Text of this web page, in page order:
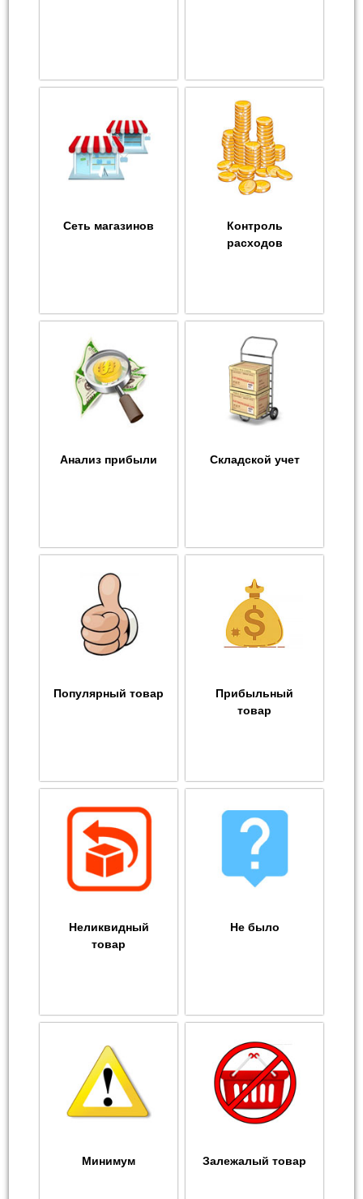
Сеть магазинов
Контроль
расходов
Анализ прибыли Складской учет
Популярный товар
Прибыльный
товар
Неликвидный
товар
Не было
Минимум Залежалый товар